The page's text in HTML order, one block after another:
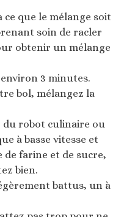
ce que le mélange soit
soin de racler
obtenir un mélange
3 minutes.
bol, mélangez la
du robot culinaire ou
à basse vitesse et
de farine et de sucre,
bien.
battus, un à